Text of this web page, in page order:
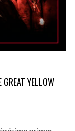
YELLOW